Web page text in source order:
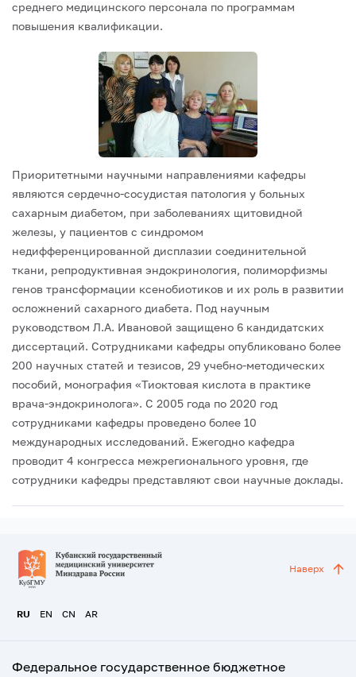
среднего медицинского персонала по программам
повышения квалификации.
Приоритетными научными направлениями кафедры
являются сердечно-сосудистая патология у больных
сахарным диабетом, при заболеваниях щитовидной
железы, у пациентов с синдромом
недифференцированной дисплазии соединительной
ткани, репродуктивная эндокринология, полиморфизмы
генов трансформации ксенобиотиков и их роль в развитии
осложнений сахарного диабета. Под научным
руководством Л.А. Ивановой защищено 6 кандидатских
диссертаций. Сотрудниками кафедры опубликовано более
200 научных статей и тезисов, 29 учебно-методических
пособий, монография «Тиоктовая кислота в практике
врача-эндокринолога». С 2005 года по 2020 год
сотрудниками кафедры проведено более 10
международных исследований. Ежегодно кафедра
проводит 4 конгресса межрегионального уровня, где
сотрудники кафедры представляют свои научные доклады.
RU EN CN AR
Наверх
Федеральное государственное бюджетное